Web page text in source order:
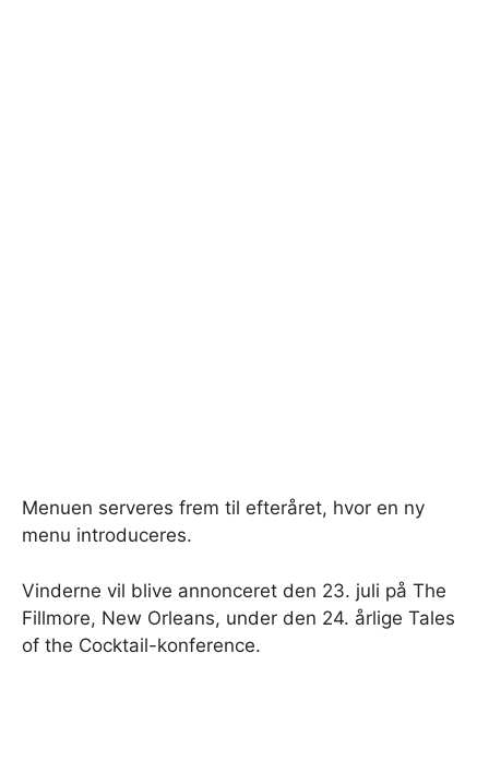
Menuen serveres frem til efteråret, hvor en ny
menu introduceres.
Vinderne vil blive annonceret den 23. juli på The
Fillmore, New Orleans, under den 24. årlige Tales
of the Cocktail-konference.